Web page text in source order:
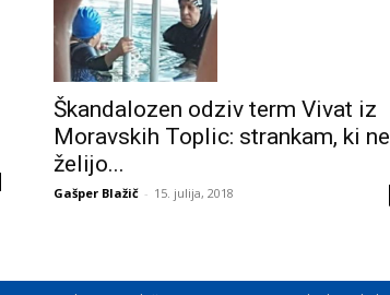
Škandalozen odziv term Vivat iz
Moravskih Toplic: strankam, ki ne
želijo...
Gašper Blažič - 15. julija, 2018